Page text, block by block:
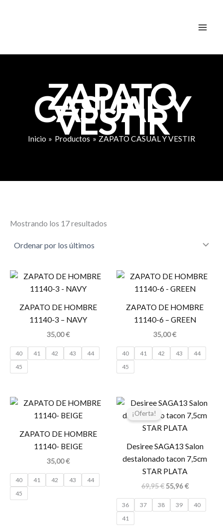
ZAPATO
CASUAL Y
VESTIR
Inicio Productos ZAPATO CASUAL Y VESTIR
Mostrando los 17 resultados
ZAPATO DE HOMBRE
11140-3 – NAVY
35,00€
40 41 42 43
44
45
ZAPATO DE HOMBRE
11140-6 – GREEN
35,00€
40 41 42 43
44
45
ZAPATO DE HOMBRE
11140- BEIGE
35,00€
40 41 42 43
44
45
¡Oferta!
Desiree SAGA13 Salon
destalonado tacon 7,5cm
STAR PLATA
69,95€
El
original
era:
55,96€
El
actual
36 37 38 39
40
41